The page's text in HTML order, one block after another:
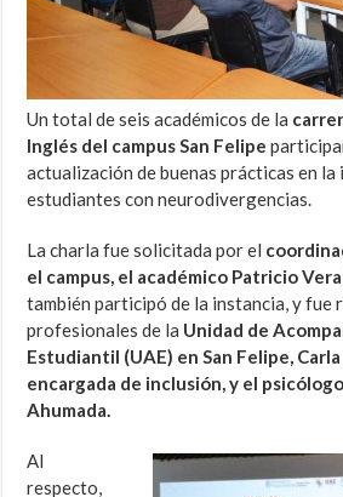
Un total de seis académicos de la
Inglés del campus San Felipe
actualización de buenas prácticas en la
estudiantes con neurodivergencias.
La charla fue solicitada por el
el campus, el académico Patricio
también participó de la instancia, y fue
profesionales de la Unidad de
Estudiantil (UAE) en San Felipe,
encargada de inclusión, y el
Ahumada.
Al
respecto,